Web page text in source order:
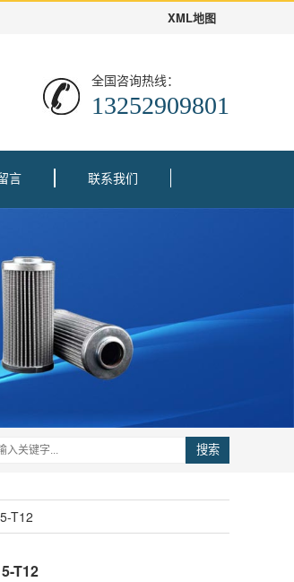
XML地图
全国咨询热线：
13252909801
言 联系我们
搜索
T12
T12